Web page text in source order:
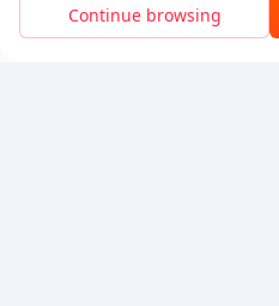
Inicia sesión para
Continue browsing